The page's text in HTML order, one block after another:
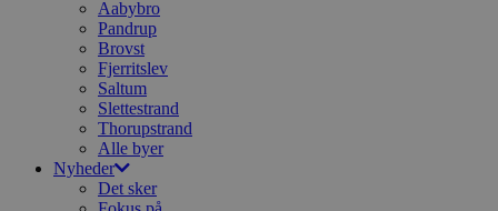
Aabybro
Pandrup
Brovst
Fjerritslev
Saltum
Slettestrand
Thorupstrand
Alle byer
Nyheder
Det sker